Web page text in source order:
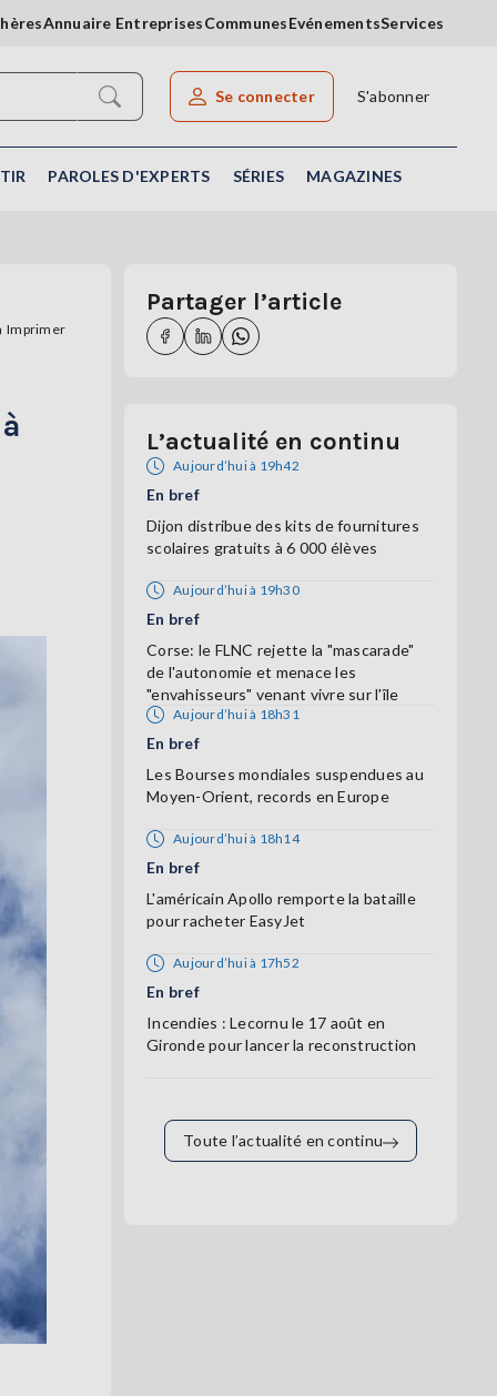
Annuaire EntreprisesCommunesEvénementsServices
Rechercher un article
Se connecter S'abonner
PAROLES D'EXPERTS SÉRIES MAGAZINES
Imprimer
Partager l’article
L’actualité en continu
Aujourd’hui à 19h42
En bref
Dijon distribue des kits de fournitures
scolaires gratuits à 6 000 élèves
Aujourd’hui à 19h30
En bref
Corse: le FLNC rejette la "mascarade"
de l'autonomie et menace les
"envahisseurs" venant vivre sur l'île
Aujourd’hui à 18h31
En bref
Les Bourses mondiales suspendues au
Moyen-Orient, records en Europe
Aujourd’hui à 18h14
En bref
L'américain Apollo remporte la bataille
pour racheter EasyJet
Aujourd’hui à 17h52
En bref
Incendies : Lecornu le 17 août en
Gironde pour lancer la reconstruction
Toute l’actualité en continu